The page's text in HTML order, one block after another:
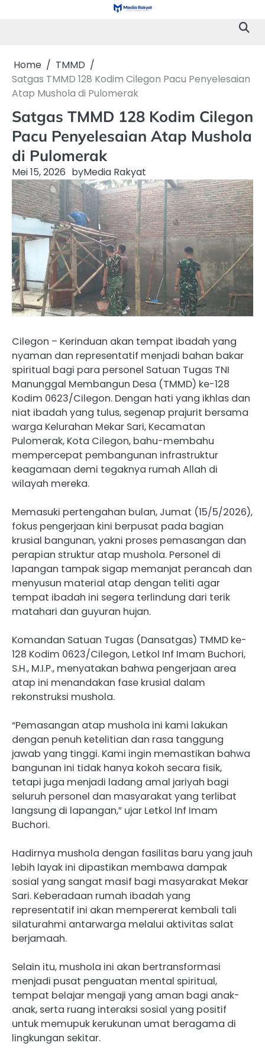
Home
TMMD
Satgas TMMD 128 Kodim Cilegon Pacu Penyelesaian
Atap Mushola di Pulomerak
Satgas TMMD 128 Kodim Cilegon
Pacu Penyelesaian Atap Mushola
di Pulomerak
Mei 15, 2026 byMedia Rakyat
Cilegon – Kerinduan akan tempat ibadah yang
nyaman dan representatif menjadi bahan bakar
spiritual bagi para personel Satuan Tugas TNI
Manunggal Membangun Desa (TMMD) ke-128
Kodim 0623/Cilegon. Dengan hati yang ikhlas dan
niat ibadah yang tulus, segenap prajurit bersama
warga Kelurahan Mekar Sari, Kecamatan
Pulomerak, Kota Cilegon, bahu-membahu
mempercepat pembangunan infrastruktur
keagamaan demi tegaknya rumah Allah di
wilayah mereka.
Memasuki pertengahan bulan, Jumat (15/5/2026),
fokus pengerjaan kini berpusat pada bagian
krusial bangunan, yakni proses pemasangan dan
perapian struktur atap mushola. Personel di
lapangan tampak sigap memanjat perancah dan
menyusun material atap dengan teliti agar
tempat ibadah ini segera terlindung dari terik
matahari dan guyuran hujan.
Komandan Satuan Tugas (Dansatgas) TMMD ke-
128 Kodim 0623/Cilegon, Letkol Inf Imam Buchori,
S.H., M.I.P., menyatakan bahwa pengerjaan area
atap ini menandakan fase krusial dalam
rekonstruksi mushola.
“Pemasangan atap mushola ini kami lakukan
dengan penuh ketelitian dan rasa tanggung
jawab yang tinggi. Kami ingin memastikan bahwa
bangunan ini tidak hanya kokoh secara fisik,
tetapi juga menjadi ladang amal jariyah bagi
seluruh personel dan masyarakat yang terlibat
langsung di lapangan,” ujar Letkol Inf Imam
Buchori.
Hadirnya mushola dengan fasilitas baru yang jauh
lebih layak ini dipastikan membawa dampak
sosial yang sangat masif bagi masyarakat Mekar
Sari. Keberadaan rumah ibadah yang
representatif ini akan mempererat kembali tali
silaturahmi antarwarga melalui aktivitas salat
berjamaah.
Selain itu, mushola ini akan bertransformasi
menjadi pusat penguatan mental spiritual,
tempat belajar mengaji yang aman bagi anak-
anak, serta ruang interaksi sosial yang positif
untuk memupuk kerukunan umat beragama di
lingkungan sekitar.